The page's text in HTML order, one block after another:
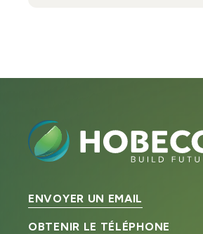
ENVOYER UN EMAIL
OBTENIR LE TÉLÉPHONE